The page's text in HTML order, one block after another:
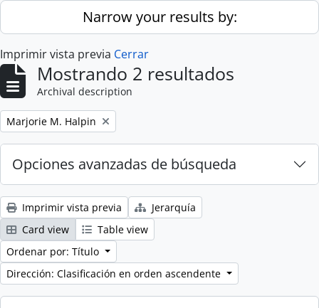
Skip to main contentNarrow your results by:
Imprimir vista previa Cerrar
Mostrando 2 resultados
Archival description
Remove filter:
Marjorie M. Halpin
Opciones avanzadas de búsqueda
Imprimir vista previa
Jerarquía
Card view
Table view
Ordenar por: Título
Dirección: Clasificación en orden ascendente